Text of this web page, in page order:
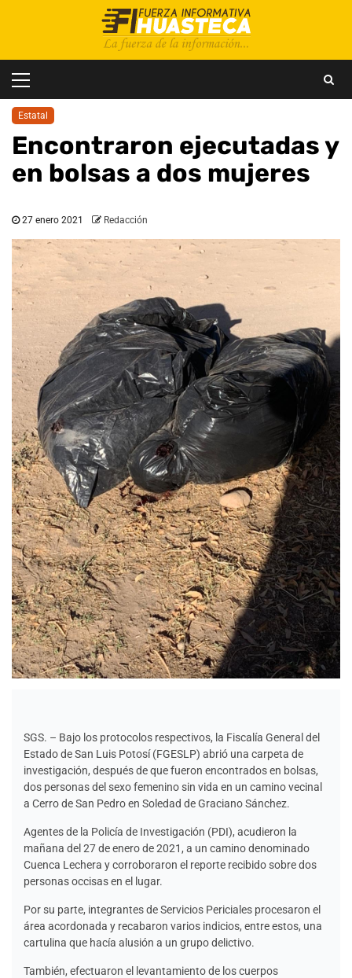
principal
Estatal
Encontraron ejecutadas y
en bolsas a dos mujeres
27 enero 2021 Redacción
SGS. – Bajo los protocolos respectivos, la Fiscalía General del
Estado de San Luis Potosí (FGESLP) abrió una carpeta de
investigación, después de que fueron encontrados en bolsas,
dos personas del sexo femenino sin vida en un camino vecinal
a Cerro de San Pedro en Soledad de Graciano Sánchez.
Agentes de la Policía de Investigación (PDI), acudieron la
mañana del 27 de enero de 2021, a un camino denominado
Cuenca Lechera y corroboraron el reporte recibido sobre dos
personas occisas en el lugar.
Por su parte, integrantes de Servicios Periciales procesaron el
área acordonada y recabaron varios indicios, entre estos, una
cartulina que hacía alusión a un grupo delictivo.
También, efectuaron el levantamiento de los cuerpos